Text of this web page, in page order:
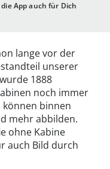
App auch für Dich
lange vor der
unserer
1888
noch immer
binnen
mehr abbilden.
ohne Kabine
auch Bild durch